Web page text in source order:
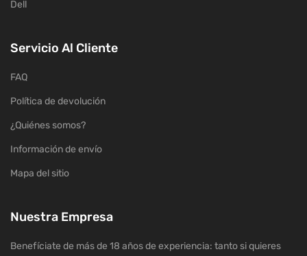
Dell
Servicio Al Cliente
FAQ
Política de devolución
¿Quiénes somos?
Información de envío
Mapa del sitio
Nuestra Empresa
Benefíciate de más de 18 años de experiencia: tanto si quieres